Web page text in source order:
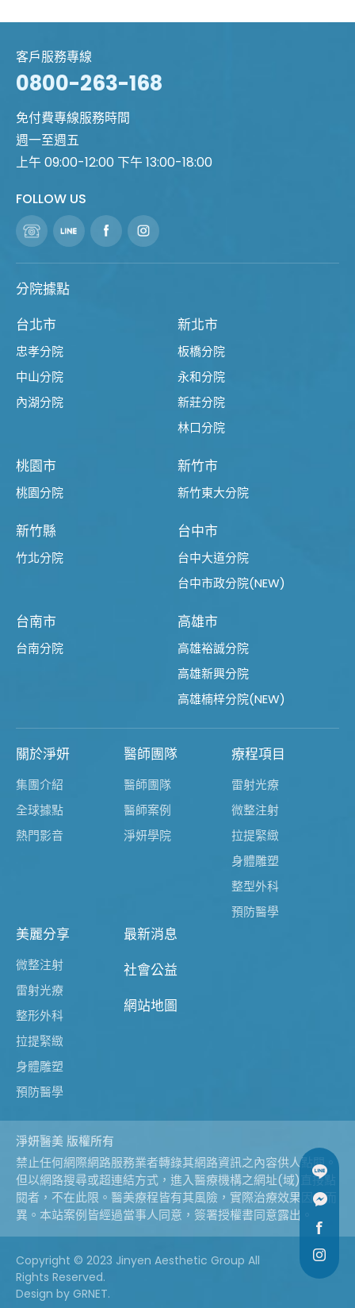
客戶服務專線
0800-263-168
免付費專線服務時間
週一至週五
上午 09:00-12:00 下午 13:00-18:00
FOLLOW US
分院據點
台北市
忠孝分院
中山分院
內湖分院
新北市
板橋分院
永和分院
新莊分院
林口分院
桃園市
桃園分院
新竹市
新竹東大分院
新竹縣
竹北分院
台中市
台中大道分院
台中市政分院(NEW)
台南市
台南分院
高雄市
高雄裕誠分院
高雄新興分院
高雄楠梓分院(NEW)
關於淨妍
集團介紹
全球據點
熱門影音
醫師團隊
醫師團隊
醫師案例
淨妍學院
療程項目
雷射光療
微整注射
拉提緊緻
身體雕塑
整型外科
預防醫學
美麗分享
微整注射
雷射光療
整形外科
拉提緊緻
身體雕塑
預防醫學
最新消息
社會公益
網站地圖
淨妍醫美 版權所有
禁止任何網際網路服務業者轉錄其網路資訊之內容供人點閱。
但以網路搜尋或超連結方式，進入醫療機構之網址(域)直接點
閱者，不在此限。醫美療程皆有其風險，實際治療效果因人而
異。本站案例皆經過當事人同意，簽署授權書同意露出。
Copyright © 2023 Jinyen Aesthetic Group All
Rights Reserved.
Design by GRNET.